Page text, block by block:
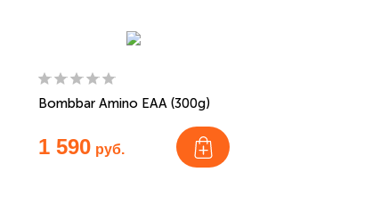
Bombbar Amino EAA (300g)
1 590 руб.